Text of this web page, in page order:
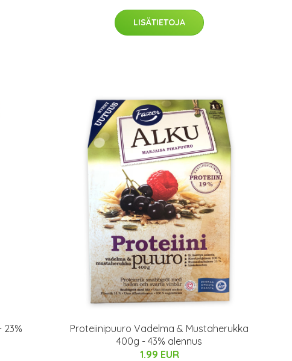
LISÄTIETOJA
23%
Proteiinipuuro Vadelma & Mustaherukka
400g - 43% alennus
1.99 EUR